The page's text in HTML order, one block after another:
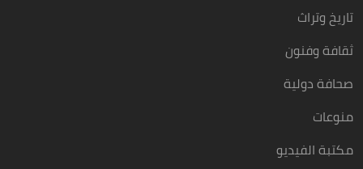
تاريخ وتراث
ثقافة وفنون
صحافة دولية
منوعات
مكتبة الفيديو